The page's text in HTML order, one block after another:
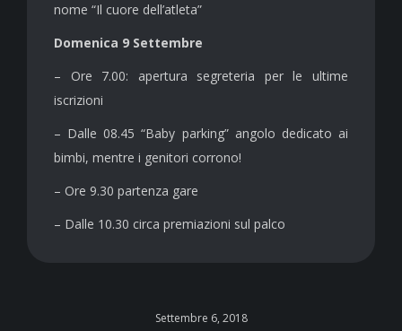
nome “Il cuore dell’atleta”
Domenica 9 Settembre
– Ore 7.00: apertura segreteria per le ultime
iscrizioni
– Dalle 08.45 “Baby parking” angolo dedicato ai
bimbi, mentre i genitori corrono!
– Ore 9.30 partenza gare
– Dalle 10.30 circa premiazioni sul palco
Settembre 6, 2018